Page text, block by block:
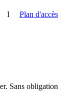
I Plan d'accès
Sans obligation